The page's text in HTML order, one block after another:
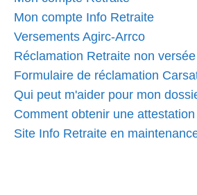
Mon compte Info Retraite
Versements Agirc-Arrco
Réclamation Retraite non versée
Formulaire de réclamation
Qui peut m'aider pour mon
Comment obtenir une
Site Info Retraite en